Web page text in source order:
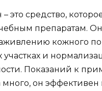
это средство,
препаратам. Он
кожного
и
Показаний к
много, он эффективен